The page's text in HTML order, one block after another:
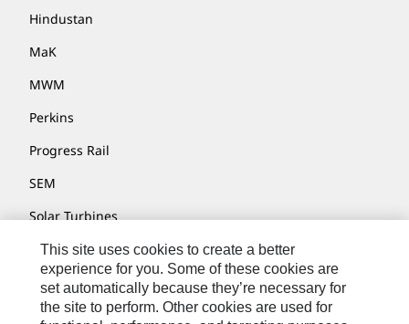
Hindustan
MaK
MWM
Perkins
Progress Rail
SEM
Solar Turbines
SPM Oil & Gas
Turner Powertrain Systems
This site uses cookies to create a better
experience for you. Some of these cookies are
set automatically because they’re necessary for
the site to perform. Other cookies are used for